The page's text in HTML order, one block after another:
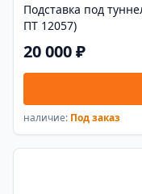
Подставка под
ПТ 12057)
20 000 ₽
наличие: Под заказ